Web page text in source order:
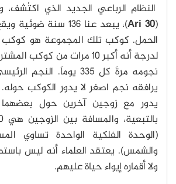
النظام الرباعي الجديد الذي
(
Ari 30
)، يبعد عنا 136 سنة
الحمل. كوكب تلك المجموعة هو كوكب
لدرجة أنه أكبر 10 مرات من
نجومه مرةَ كل 335 يوماَ.
يرافقه نجم اصغر لا يدور الكوكب
يدور مع زوجين آخرين حول
(الوحدة الفلكية الواحدة تساوي
والشمس). يعتقد العلماء أنه ليس
ولا أقماره إيواء حياة عليهم.